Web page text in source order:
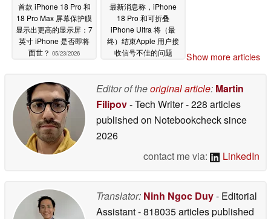
首款 iPhone 18 Pro 和
18 Pro Max 屏幕保护膜
显示出更高的显示屏：7
英寸 iPhone 是否即将
面世？ 05/23/2026
最新消息称，iPhone
18 Pro 和可折叠
iPhone Ultra 将（最
终）结束Apple 用户接
收信号不佳的问题
Show more articles
Editor of theoriginal article: Martin
Filipov- Tech Writer- 228 articles
published on Notebookchecksince
2026
contact me via:
LinkedIn
Translator: Ninh Ngoc Duy- Editorial
Assistant- 818035 articles published